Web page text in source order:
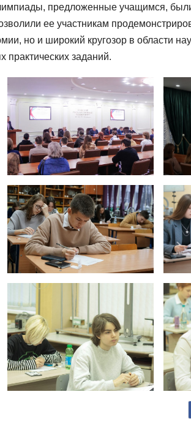
предложенные учащимся,
ее участникам
но и широкий кругозор в области
практических заданий.